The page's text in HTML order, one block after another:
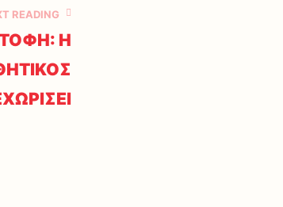
READING
Η